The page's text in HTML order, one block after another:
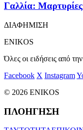
Γαλλία: Μαρτυρίες
ΔΙΑΦΗΜΙΣΗ
ENIKOS
Όλες οι ειδήσεις από
Facebook X Instagram
© 2026 ENIKOS
ΠΛΟΗΓΗΣΗ